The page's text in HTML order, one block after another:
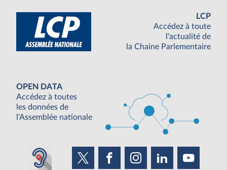
LCP
Accédez à toute
l'actualité de
la Chaine Parlementaire
OPEN DATA
Accédez à toutes
les données de
l'Assemblée nationale